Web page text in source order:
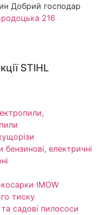
Добрий господар
216
STIHL
бензинові, електричні
IMOW
тиску
садові пилососи